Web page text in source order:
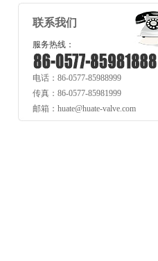
联系我们
服务热线：
电话：86-0577-85988999
传真：86-0577-85981999
邮箱：huate@huate-valve.com